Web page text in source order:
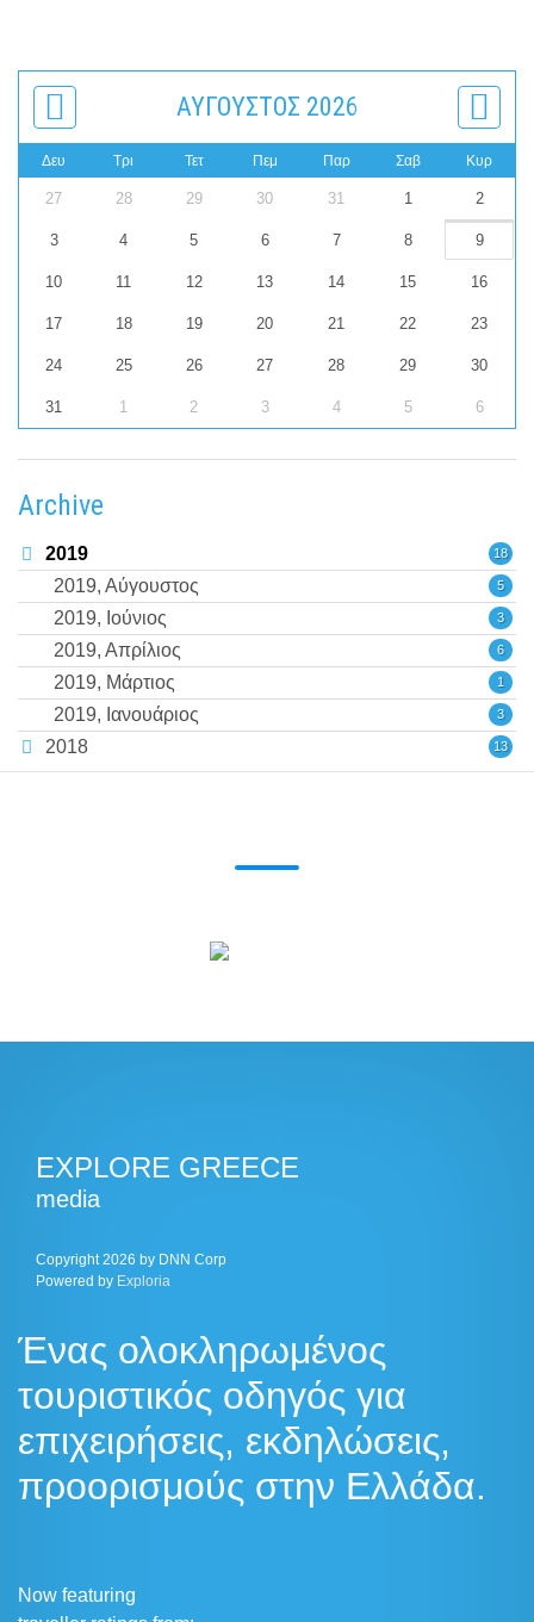
ΑΎΓΟΥΣΤΟΣ 2026
Δευ Τρι Τετ Πεμ Παρ Σαβ Κυρ
27 28 29 30 31 1 2
3 4 5 6 7 8 9
10 11 12 13 14 15 16
17 18 19 20 21 22 23
24 25 26 27 28 29 30
31 1 2 3 4 5 6
Archive
2019 18
2019, Αύγουστος 5
2019, Ιούνιος 3
2019, Απρίλιος 6
2019, Μάρτιος 1
2019, Ιανουάριος 3
2018 13
EXPLORE GREECE
media
Copyright 2026 by DNN Corp
Powered by Exploria
Ένας ολοκληρωμένος
τουριστικός οδηγός για
επιχειρήσεις, εκδηλώσεις,
προορισμούς στην Ελλάδα.
Now featuring